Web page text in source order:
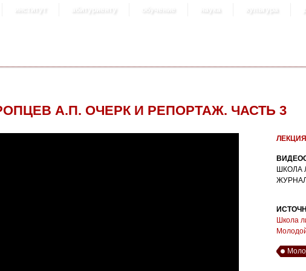
институт абитуриенту обучение наука культура
А.П. ОЧЕРК И РЕПОРТАЖ. ЧАСТЬ 3
ЛЕКЦИЯ
ШКОЛА
Школа